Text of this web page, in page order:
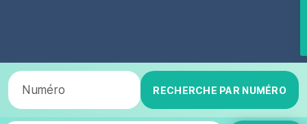
RECHERCHE PAR NUMÉRO